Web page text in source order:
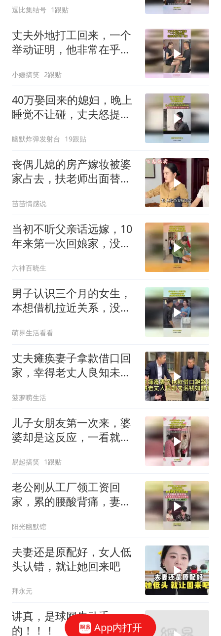
逗比集结号 1跟贴
丈夫外地打工回来，一个
举动证明，他非常在乎这
小婕搞笑 2跟贴
40万娶回来的媳妇，晚上
睡觉不让碰，丈夫怒提离
幽默炸弹发射台 19跟贴
丧偶儿媳的房产嫁妆被婆
家占去，扶老师出面替儿
苗苗情感说
当初不听父亲话远嫁，10
年来第一次回娘家，没想
六神百晓生
男子认识三个月的女生，
本想借机拉近关系，没想
萌界生活看看
丈夫瘫痪妻子拿款借口回
家，幸得老丈人良知未泯
菠萝唠生活
儿子女朋友第一次来，婆
婆却是这反应，一看就不
易起搞笑 1跟贴
老公刚从工厂领工资回
家，累的腰酸背痛，妻子
阳光幽默馆
夫妻还是原配好，女人低
头认错，就让她回来吧
拜永元
讲真，是球网先动手
的！！！
App内打开